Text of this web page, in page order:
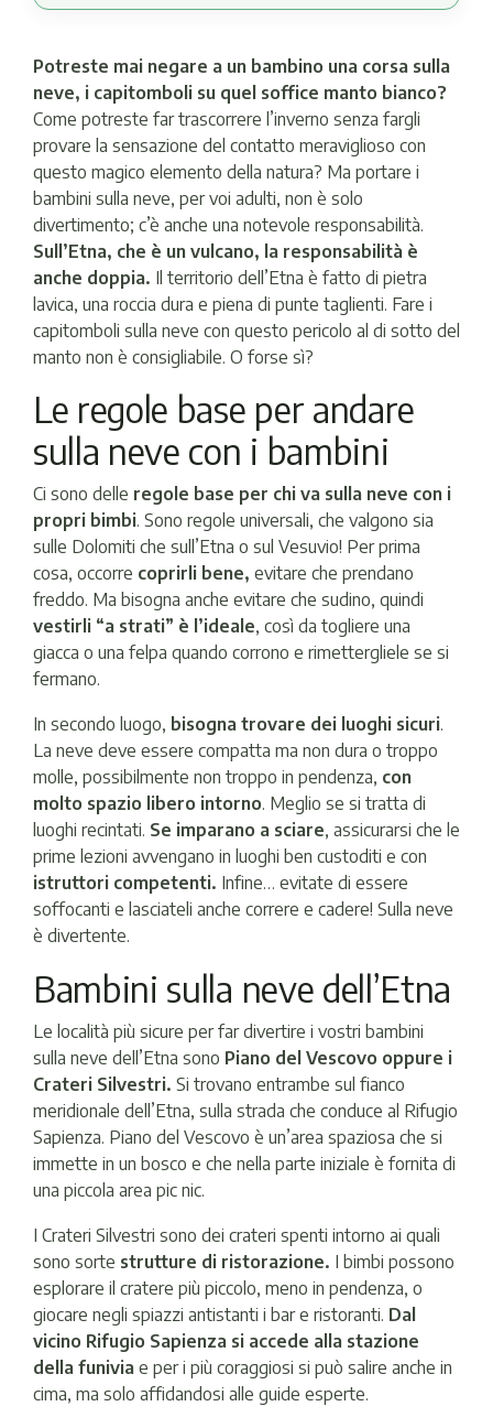
Potreste mai negare a un bambino una corsa sulla
neve, i capitomboli su quel soffice manto bianco?
Come potreste far trascorrere l’inverno senza fargli
provare la sensazione del contatto meraviglioso con
questo magico elemento della natura? Ma portare i
bambini sulla neve, per voi adulti, non è solo
divertimento; c’è anche una notevole responsabilità.
Sull’Etna, che è un vulcano, la responsabilità è
anche doppia. Il territorio dell’Etna è fatto di pietra
lavica, una roccia dura e piena di punte taglienti. Fare i
capitomboli sulla neve con questo pericolo al di sotto del
manto non è consigliabile. O forse sì?
Le regole base per andare
sulla neve con i bambini
Ci sono delle regole base per chi va sulla neve con i
propri bimbi. Sono regole universali, che valgono sia
sulle Dolomiti che sull’Etna o sul Vesuvio! Per prima
cosa, occorre coprirli bene, evitare che prendano
freddo. Ma bisogna anche evitare che sudino, quindi
vestirli “a strati” è l’ideale, così da togliere una
giacca o una felpa quando corrono e rimettergliele se si
fermano.
In secondo luogo, bisogna trovare dei luoghi sicuri.
La neve deve essere compatta ma non dura o troppo
molle, possibilmente non troppo in pendenza, con
molto spazio libero intorno. Meglio se si tratta di
luoghi recintati. Se imparano a sciare, assicurarsi che le
prime lezioni avvengano in luoghi ben custoditi e con
istruttori competenti. Infine… evitate di essere
soffocanti e lasciateli anche correre e cadere! Sulla neve
è divertente.
Bambini sulla neve dell’Etna
Le località più sicure per far divertire i vostri bambini
sulla neve dell’Etna sono Piano del Vescovo oppure i
Crateri Silvestri. Si trovano entrambe sul fianco
meridionale dell’Etna, sulla strada che conduce al Rifugio
Sapienza. Piano del Vescovo è un’area spaziosa che si
immette in un bosco e che nella parte iniziale è fornita di
una piccola area pic nic.
I Crateri Silvestri sono dei crateri spenti intorno ai quali
sono sorte strutture di ristorazione. I bimbi possono
esplorare il cratere più piccolo, meno in pendenza, o
giocare negli spiazzi antistanti i bar e ristoranti. Dal
vicino Rifugio Sapienza si accede alla stazione
della funivia e per i più coraggiosi si può salire anche in
cima, ma solo affidandosi alle guide esperte.